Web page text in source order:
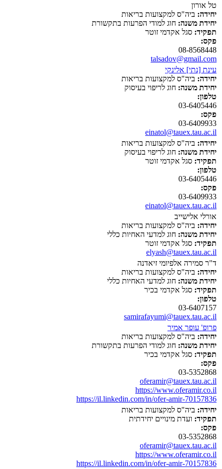
טל אורון
יחידה: ביה"ס למקצועות בריאות
יחידת משנה: חוג למודי הפרעות בתקשורת
תפקיד: סגל אקדמי זוטר
פקס:
08-8568448
talsadov@gmail.com
עינת [נתי] אלינקי
יחידה: ביה"ס למקצועות בריאות
יחידת משנה: חוג לריפוי בעיסוק
טלפון:
03-6405446
פקס:
03-6409933
einatol@tauex.tau.ac.il
יחידה: ביה"ס למקצועות בריאות
יחידת משנה: חוג לריפוי בעיסוק
תפקיד: סגל אקדמי זוטר
טלפון:
03-6405446
פקס:
03-6409933
einatol@tauex.tau.ac.il
אורלי אלישייב
יחידה: ביה"ס למקצועות בריאות
יחידת משנה: חוג למדעי האחיות כללי
תפקיד: סגל אקדמי זוטר
elyash@tauex.tau.ac.il
ד"ר סמירה אלפיומי זיאדנה
יחידה: ביה"ס למקצועות בריאות
יחידת משנה: חוג למדעי האחיות כללי
תפקיד: סגל אקדמי בכיר
טלפון:
03-6407157
samirafayumi@tauex.tau.ac.il
פרופ' עופר אמיר
יחידה: ביה"ס למקצועות בריאות
יחידת משנה: חוג למודי הפרעות בתקשורת
תפקיד: סגל אקדמי בכיר
פקס:
03-5352868
oferamir@tauex.tau.ac.il
https://www.oferamir.co.il
https://il.linkedin.com/in/ofer-amir-70157836
יחידה: ביה"ס למקצועות בריאות
תפקיד: ועדת מינויים יחידתית
פקס:
03-5352868
oferamir@tauex.tau.ac.il
https://www.oferamir.co.il
https://il.linkedin.com/in/ofer-amir-70157836